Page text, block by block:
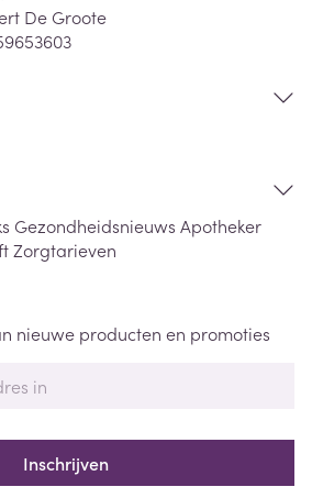
De Groote
Gezondheidsnieuws Apotheker
Zorgtarieven
nieuwe producten en promoties
Inschrijven